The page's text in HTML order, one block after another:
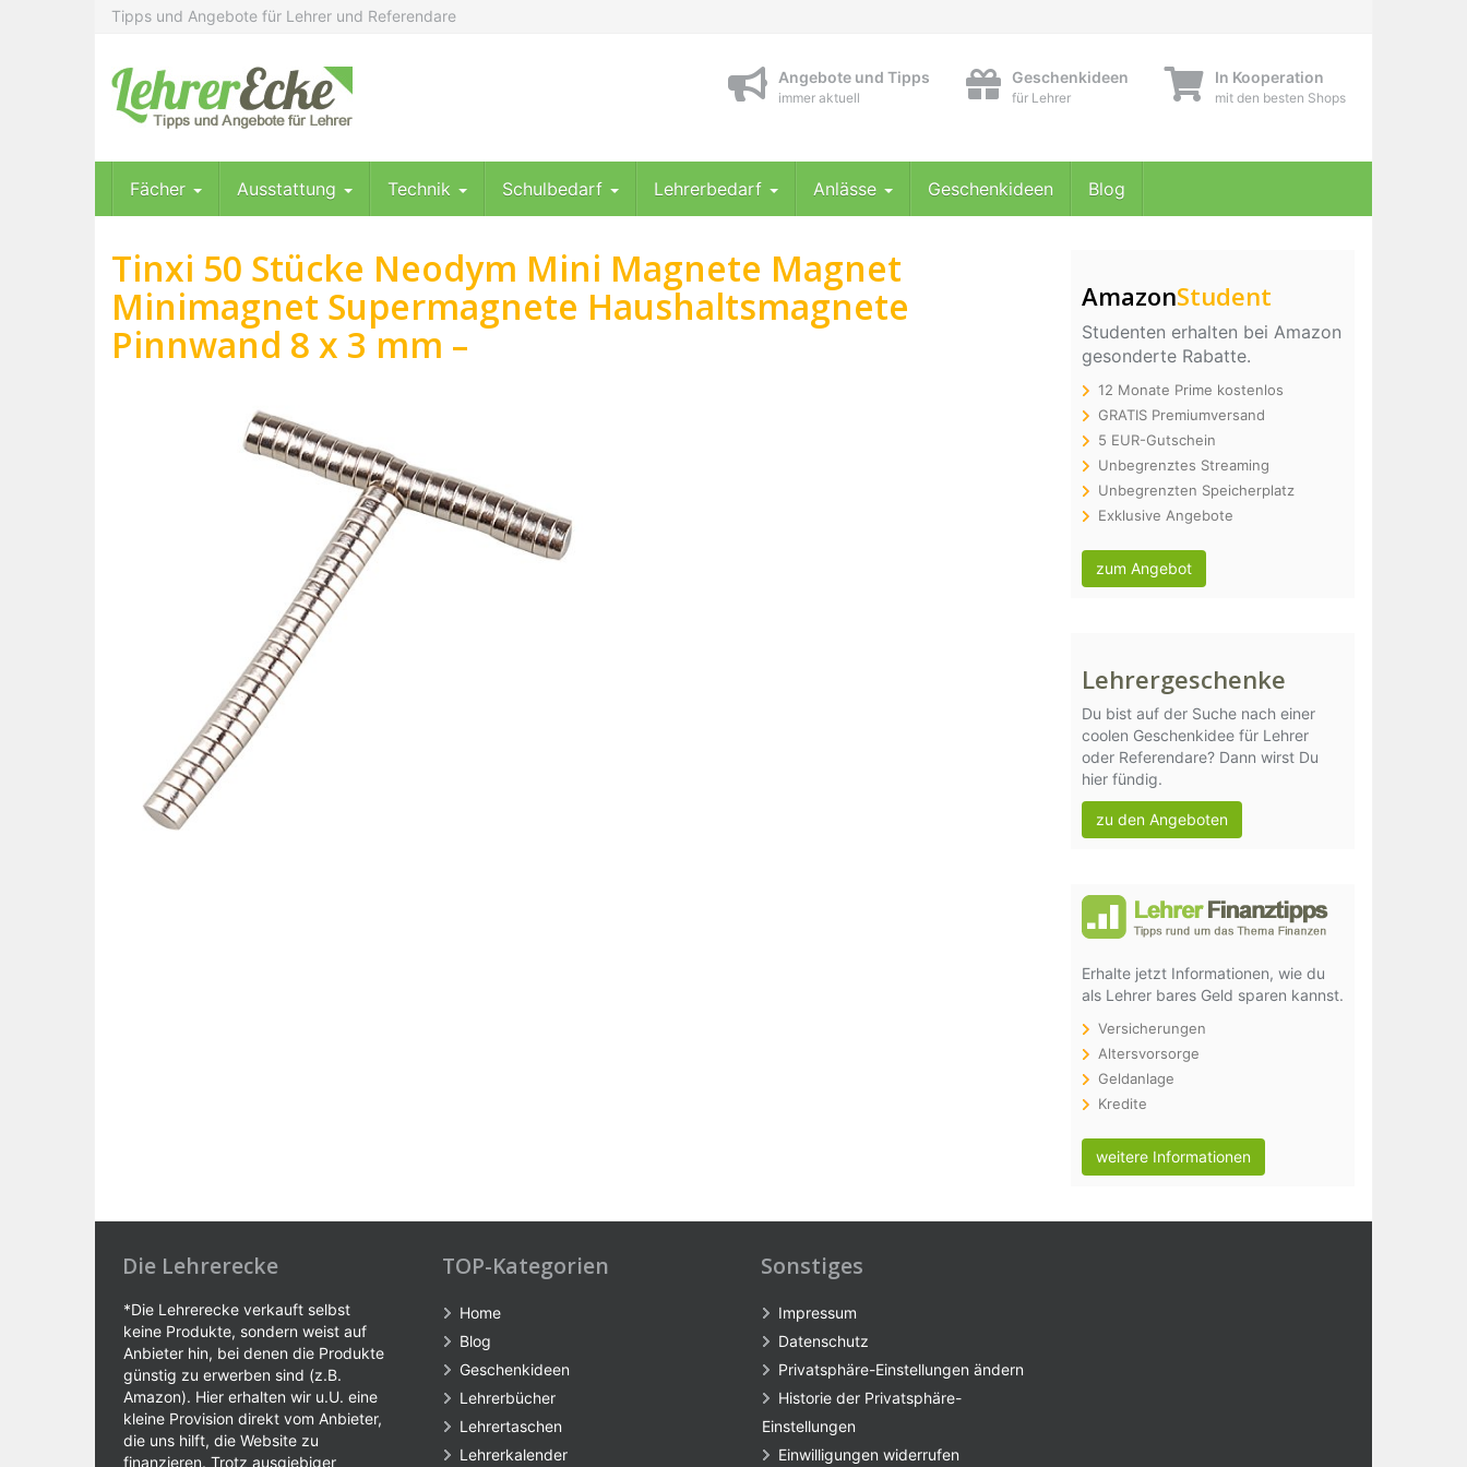
Tipps und Angebote für Lehrer und Referendare
Angebote und Tipps
immer aktuell
Geschenkideen
für Lehrer
In Kooperation
mit den besten Shops
Fächer Ausstattung Technik Schulbedarf Lehrerbedarf Anlässe Geschenkideen Blog
Tinxi 50 Stücke Neodym Mini Magnete Magnet
Minimagnet Supermagnete Haushaltsmagnete
Pinnwand 8 x 3 mm –
AmazonStudent
Studenten erhalten bei Amazon
gesonderte Rabatte.
12 Monate Prime kostenlos
GRATIS Premiumversand
5 EUR-Gutschein
Unbegrenztes Streaming
Unbegrenzten Speicherplatz
Exklusive Angebote
zum Angebot
Lehrergeschenke
Du bist auf der Suche nach einer
coolen Geschenkidee für Lehrer
oder Referendare? Dann wirst Du
hier fündig.
zu den Angeboten
Erhalte jetzt Informationen, wie du
als Lehrer bares Geld sparen kannst.
Versicherungen
Altersvorsorge
Geldanlage
Kredite
weitere Informationen
Die Lehrerecke
*Die Lehrerecke verkauft selbst
keine Produkte, sondern weist auf
Anbieter hin, bei denen die Produkte
günstig zu erwerben sind (z.B.
Amazon). Hier erhalten wir u.U. eine
kleine Provision direkt vom Anbieter,
die uns hilft, die Website zu
finanzieren. Trotz ausgiebiger
TOP-Kategorien
Home
Blog
Geschenkideen
Lehrerbücher
Lehrertaschen
Lehrerkalender
Sonstiges
Impressum
Datenschutz
Privatsphäre-Einstellungen ändern
Historie der Privatsphäre-
Einstellungen
Einwilligungen widerrufen